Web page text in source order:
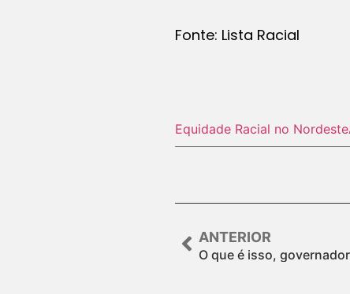
Fonte: Lista Racial
Equidade Racial no Nordeste
ANTERIOR
O que é isso,